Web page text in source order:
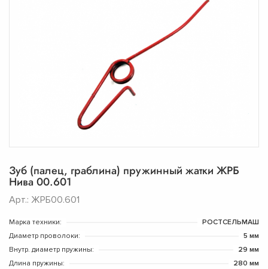
Зуб (палец, граблина) пружинный жатки ЖРБ
Нива 00.601
Арт.: ЖРБ00.601
Марка техники:
РОСТСЕЛЬМАШ
Диаметр проволоки:
5 мм
Внутр. диаметр пружины:
29 мм
Длина пружины:
280 мм